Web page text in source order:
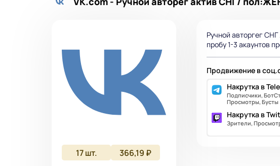
17 шт. 366,19 ₽
Ручной авторгег
пробу 1-3 акаунтов
Продвижение в
Накрутка в
Подписчики,
Просмотры, Бусты
Накрутка в
Зрители,